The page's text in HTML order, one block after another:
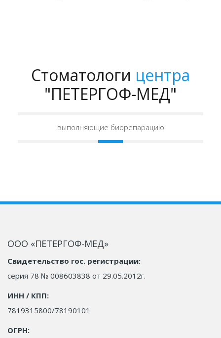
Стоматологи центра
"ПЕТЕРГОФ-МЕД"
выполняющие биорепарацию
ООО «ПЕТЕРГОФ-МЕД»
Свидетельство гос. регистрации:
серия 78 № 008603838 от 29.05.2012г.
ИНН / КПП:
7819315800/78190101
ОГРН: